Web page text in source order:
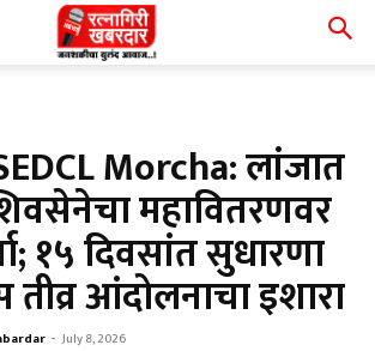
Morcha: लांजात
शिवसेनेचा महावितरणवर
१५ दिवसांत सुधारणा
आंदोलनाचा इशारा
- July 8, 2026